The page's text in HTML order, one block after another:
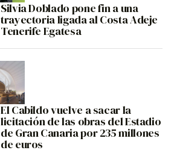
Silvia Doblado pone fin a una
trayectoria ligada al Costa Adeje
Tenerife Egatesa
El Cabildo vuelve a sacar la
licitación de las obras del Estadio
de Gran Canaria por 235 millones
de euros